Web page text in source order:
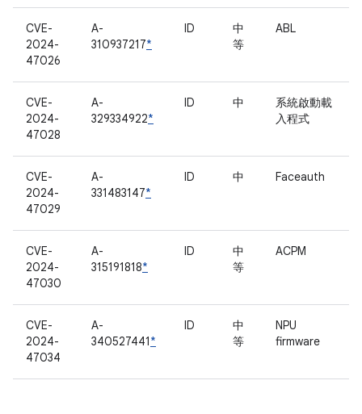
CVE-
2024-
47026
A-
310937217*
ID
中
等
ABL
CVE-
2024-
47028
A-
329334922*
ID 中
系統啟動載
入程式
CVE-
2024-
47029
A-
331483147*
ID 中 Faceauth
CVE-
2024-
47030
A-
315191818*
ID
中
等
ACPM
CVE-
2024-
47034
A-
340527441*
ID
中
等
NPU
firmware